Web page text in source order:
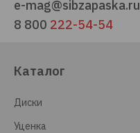
e-mag@sibzapaska.ru
8 800 222-54-54
Каталог
Диски
Уценка